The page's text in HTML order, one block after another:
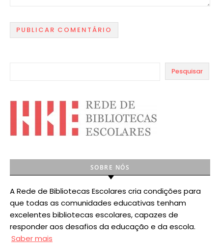
Pesquisar
SOBRE NÓS
A Rede de Bibliotecas Escolares cria condições para
que todas as comunidades educativas tenham
excelentes bibliotecas escolares, capazes de
responder aos desafios da educação e da escola.
Saber mais